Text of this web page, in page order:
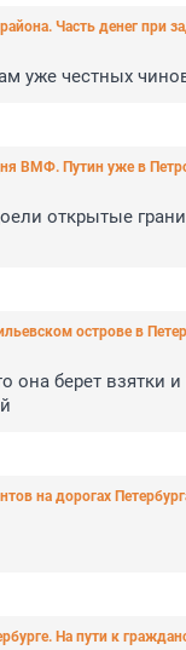
Часть денег при
уже честных
ВМФ. Путин уже в
открытые
острове в
берет взятки
на дорогах
На пути к